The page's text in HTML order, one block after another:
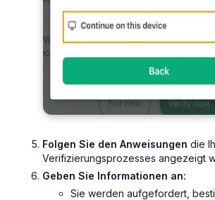
Folgen Sie den Anweisungen die
Verifizierungsprozesses angezeigt
Geben Sie Informationen an:
Sie werden aufgefordert,